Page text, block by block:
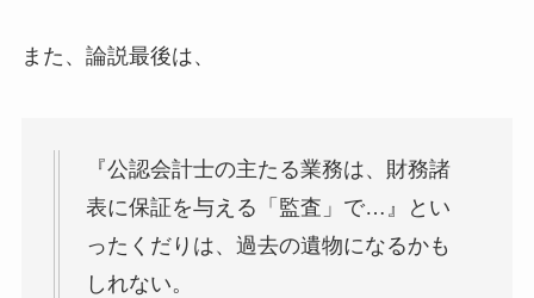
また、論説最後は、
『公認会計士の主たる業務は、財務諸
表に保証を与える「監査」で…』とい
ったくだりは、過去の遺物になるかも
しれない。